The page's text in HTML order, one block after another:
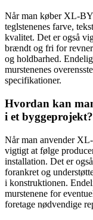
Når man køber XL-
teglstenenes farve,
kvalitet. Det er også
brændt og fri for revner
og holdbarhed.
murstenenes
specifikationer.
Hvordan kan
i et byggeprojekt?
Når man anvender
vigtigt at følge
installation. Det er
forankret og
i konstruktionen.
murstenene for
foretage nødvendige